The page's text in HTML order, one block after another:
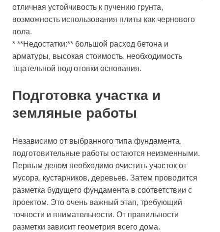
отличная устойчивость к пучению грунта,
возможность использования плиты как чернового
пола.
* **Недостатки:** большой расход бетона и
арматуры, высокая стоимость, необходимость
тщательной подготовки основания.
Подготовка участка и
земляные работы
Независимо от выбранного типа фундамента,
подготовительные работы остаются неизменными.
Первым делом необходимо очистить участок от
мусора, кустарников, деревьев. Затем проводится
разметка будущего фундамента в соответствии с
проектом. Это очень важный этап, требующий
точности и внимательности. От правильности
разметки зависит геометрия всего дома.